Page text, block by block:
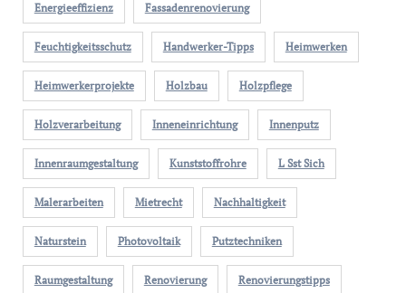
Energieeffizienz Fassadenrenovierung
Feuchtigkeitsschutz Handwerker-Tipps Heimwerken
Heimwerkerprojekte Holzbau Holzpflege
Holzverarbeitung Inneneinrichtung Innenputz
Innenraumgestaltung Kunststoffrohre L Sst Sich
Malerarbeiten Mietrecht Nachhaltigkeit
Naturstein Photovoltaik Putztechniken
Raumgestaltung Renovierung Renovierungstipps